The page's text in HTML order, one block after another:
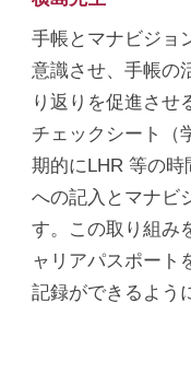
手帳とマナビジョ
意識させ、手帳の
り返りを促進させ
チェックシート（
期的にLHR 等の
への記入とマナビ
す。この取り組み
ャリアパスポート
記録ができるよう